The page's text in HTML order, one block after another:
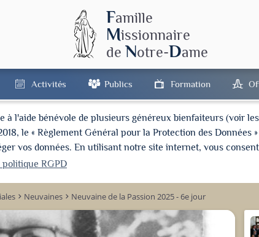
Famille
Missionnaire
de Notre-Dame
Activités Publics Formation
à l'aide bénévole de plusieurs généreux bienfaiteurs (voir
le « Règlement Général pour la Protection des Données
vos données. En utilisant notre site internet, vous
politique RGPD
keyboard_arrow_right Neuvaines keyboard_arrow_right Neuvaine de la Passion 2025 - 6e jour